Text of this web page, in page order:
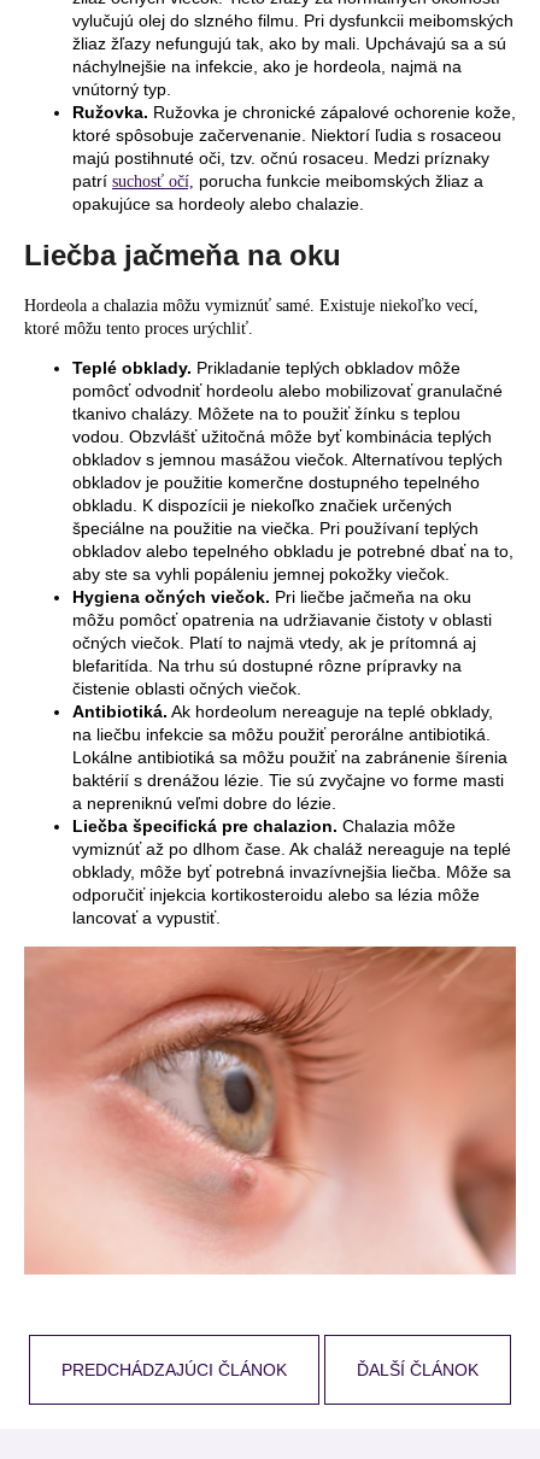
vylučujú olej do slzného filmu. Pri dysfunkcii meibomských
žliaz žľazy nefungujú tak, ako by mali. Upchávajú sa a sú
náchylnejšie na infekcie, ako je hordeola, najmä na
vnútorný typ.
Ružovka. Ružovka je chronické zápalové ochorenie kože,
ktoré spôsobuje začervenanie. Niektorí ľudia s rosaceou
majú postihnuté oči, tzv. očnú rosaceu. Medzi príznaky
patrí suchosť očí, porucha funkcie meibomských žliaz a
opakujúce sa hordeoly alebo chalazie.
Liečba jačmeňa na oku
Hordeola a chalazia môžu vymiznúť samé. Existuje niekoľko vecí,
ktoré môžu tento proces urýchliť.
Teplé obklady. Prikladanie teplých obkladov môže
pomôcť odvodniť hordeolu alebo mobilizovať granulačné
tkanivo chalázy. Môžete na to použiť žínku s teplou
vodou. Obzvlášť užitočná môže byť kombinácia teplých
obkladov s jemnou masážou viečok. Alternatívou teplých
obkladov je použitie komerčne dostupného tepelného
obkladu. K dispozícii je niekoľko značiek určených
špeciálne na použitie na viečka. Pri používaní teplých
obkladov alebo tepelného obkladu je potrebné dbať na to,
aby ste sa vyhli popáleniu jemnej pokožky viečok.
Hygiena očných viečok. Pri liečbe jačmeňa na oku
môžu pomôcť opatrenia na udržiavanie čistoty v oblasti
očných viečok. Platí to najmä vtedy, ak je prítomná aj
blefaritída. Na trhu sú dostupné rôzne prípravky na
čistenie oblasti očných viečok.
Antibiotiká. Ak hordeolum nereaguje na teplé obklady,
na liečbu infekcie sa môžu použiť perorálne antibiotiká.
Lokálne antibiotiká sa môžu použiť na zabránenie šírenia
baktérií s drenážou lézie. Tie sú zvyčajne vo forme masti
a nepreniknú veľmi dobre do lézie.
Liečba špecifická pre chalazion. Chalazia môže
vymiznúť až po dlhom čase. Ak chaláž nereaguje na teplé
obklady, môže byť potrebná invazívnejšia liečba. Môže sa
odporučiť injekcia kortikosteroidu alebo sa lézia môže
lancovať a vypustiť.
PREDCHÁDZAJÚCI ČLÁNOK ĎALŠÍ ČLÁNOK